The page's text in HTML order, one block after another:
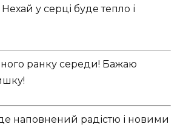
у серці буде тепло і
ранку середи! Бажаю
наповнений радістю і новими